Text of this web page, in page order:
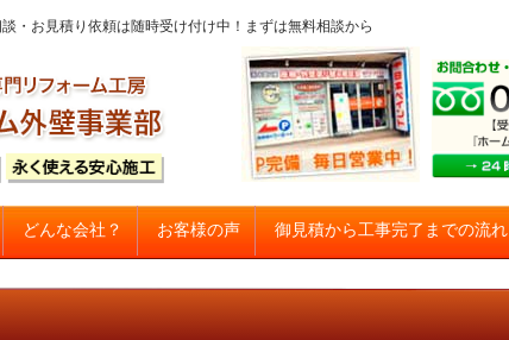
ご相談・お見積り依頼は随時受け付け中！まずは無料相談から
住宅塗り替え専門店
どんな会社？ お客様の声 御見積から工事完了までの流れ